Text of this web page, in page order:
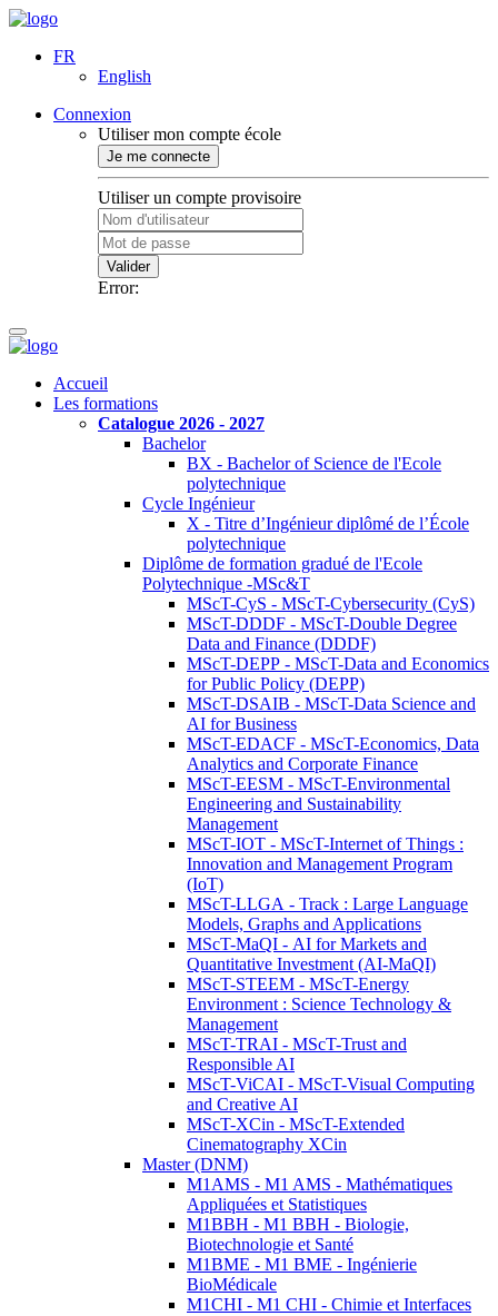
FR
English
Connexion
Utiliser mon compte école
Je me connecte
Utiliser un compte provisoire
Valider
Error:
Accueil
Les formations
Catalogue 2026 - 2027
Bachelor
BX - Bachelor of Science de l'Ecole
polytechnique
Cycle Ingénieur
X - Titre d’Ingénieur diplômé de l’École
polytechnique
Diplôme de formation gradué de l'Ecole
Polytechnique -MSc&T
MScT-CyS - MScT-Cybersecurity (CyS)
MScT-DDDF - MScT-Double Degree
Data and Finance (DDDF)
MScT-DEPP - MScT-Data and Economics
for Public Policy (DEPP)
MScT-DSAIB - MScT-Data Science and
AI for Business
MScT-EDACF - MScT-Economics, Data
Analytics and Corporate Finance
MScT-EESM - MScT-Environmental
Engineering and Sustainability
Management
MScT-IOT - MScT-Internet of Things :
Innovation and Management Program
(IoT)
MScT-LLGA - Track : Large Language
Models, Graphs and Applications
MScT-MaQI - AI for Markets and
Quantitative Investment (AI-MaQI)
MScT-STEEM - MScT-Energy
Environment : Science Technology &
Management
MScT-TRAI - MScT-Trust and
Responsible AI
MScT-ViCAI - MScT-Visual Computing
and Creative AI
MScT-XCin - MScT-Extended
Cinematography XCin
Master (DNM)
M1AMS - M1 AMS - Mathématiques
Appliquées et Statistiques
M1BBH - M1 BBH - Biologie,
Biotechnologie et Santé
M1BME - M1 BME - Ingénierie
BioMédicale
M1CHI - M1 CHI - Chimie et Interfaces